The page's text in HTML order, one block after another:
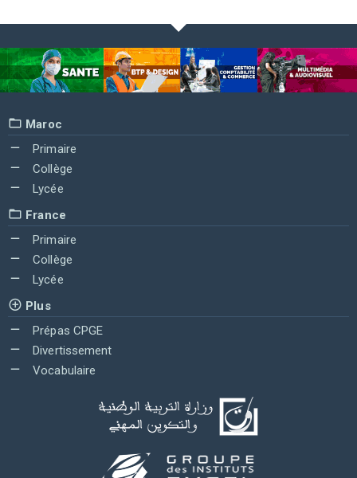
Maroc
Primaire
Collège
Lycée
France
Primaire
Collège
Lycée
Plus
Prépas CPGE
Divertissement
Vocabulaire